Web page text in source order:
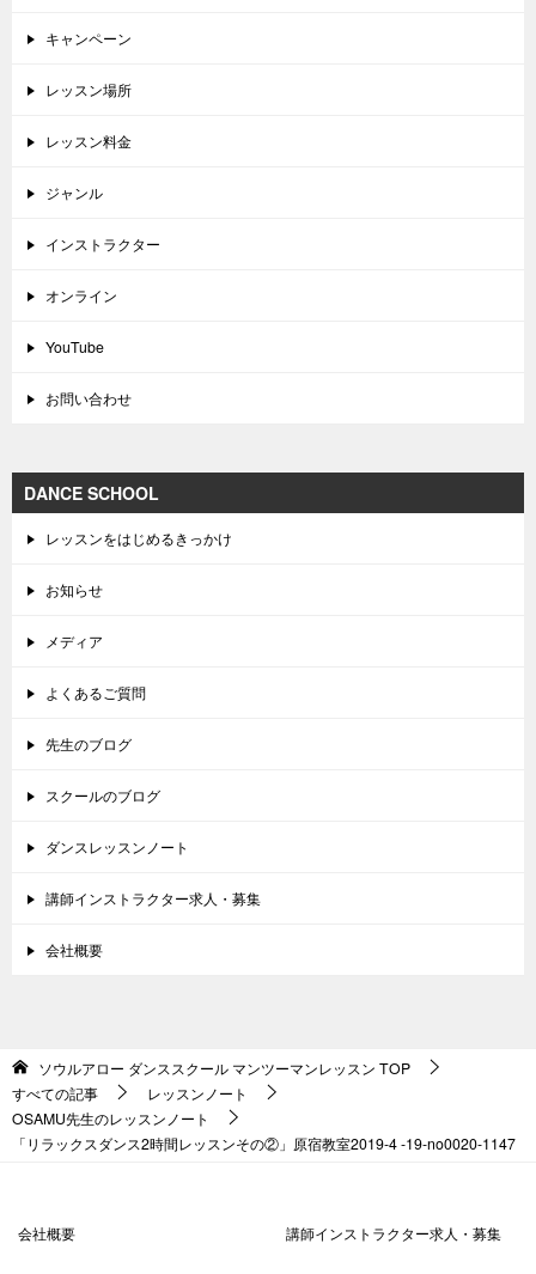
キャンペーン
レッスン場所
レッスン料金
ジャンル
インストラクター
オンライン
YouTube
お問い合わせ
DANCE SCHOOL
レッスンをはじめるきっかけ
お知らせ
メディア
よくあるご質問
先生のブログ
スクールのブログ
ダンスレッスンノート
講師インストラクター求人・募集
会社概要
ソウルアロー ダンススクール マンツーマンレッスン TOP
すべての記事
レッスンノート
OSAMU先生のレッスンノート
「リラックスダンス2時間レッスンその②」原宿教室2019-4 -19-no0020-1147
会社概要 講師インストラクター求人・募集